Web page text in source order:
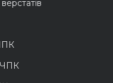
ЧПК